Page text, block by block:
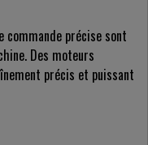
commande précise sont
Des moteurs
précis et puissant